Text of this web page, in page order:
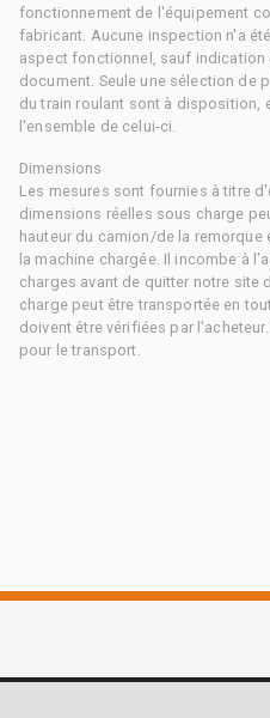
fonctionnement de l'équipement
fabricant. Aucune inspection n'a
aspect fonctionnel, sauf indication
document. Seule une sélection
du train roulant sont à disposition,
l'ensemble de celui-ci.
Dimensions
Les mesures sont fournies à titre
dimensions réelles sous charge
hauteur du camion/de la
la machine chargée. Il incombe à
charges avant de quitter notre site
charge peut être transportée en
doivent être vérifiées par
pour le transport.